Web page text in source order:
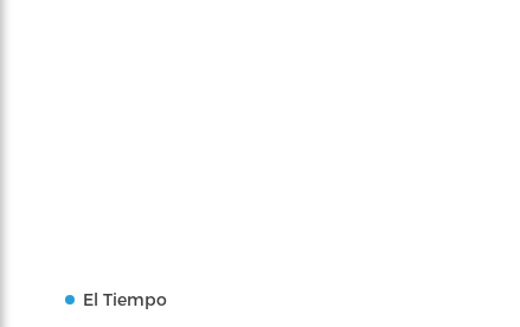
El Tiempo